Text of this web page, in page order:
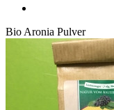
Bio Aronia Pulver